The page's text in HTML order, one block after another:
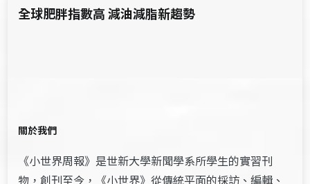
全球肥胖指數高 減油減脂新趨勢
關於我們
《小世界周報》是世新大學新聞學系所學生的實習刊
物，創刊至今，《小世界》從傳統平面的採訪、編輯、